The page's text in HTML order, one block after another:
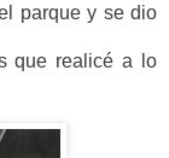
parque y se dio
que realicé a lo